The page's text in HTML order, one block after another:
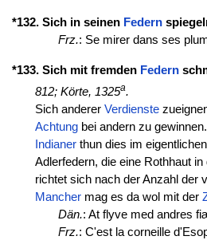
*132. Sich in seinen Federn
Frz.: Se mirer dans ses
*133. Sich mit fremden Federn
812; Körte, 1325a.
Sich anderer Verdienste
Achtungbei andern zu
Indianerthun dies im eigentlichen
Adlerfedern, die eine Rothhaut in
richtet sich nach der Anzahl der
Manchermag es da wol mit der
Dän.: At flyve med andres
Frz.: C'est la corneille